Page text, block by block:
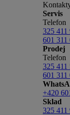
Servis
Telefon
325 411
601 311
Prodej
Telefon
325 411
601 311
+420
Sklad
325 411